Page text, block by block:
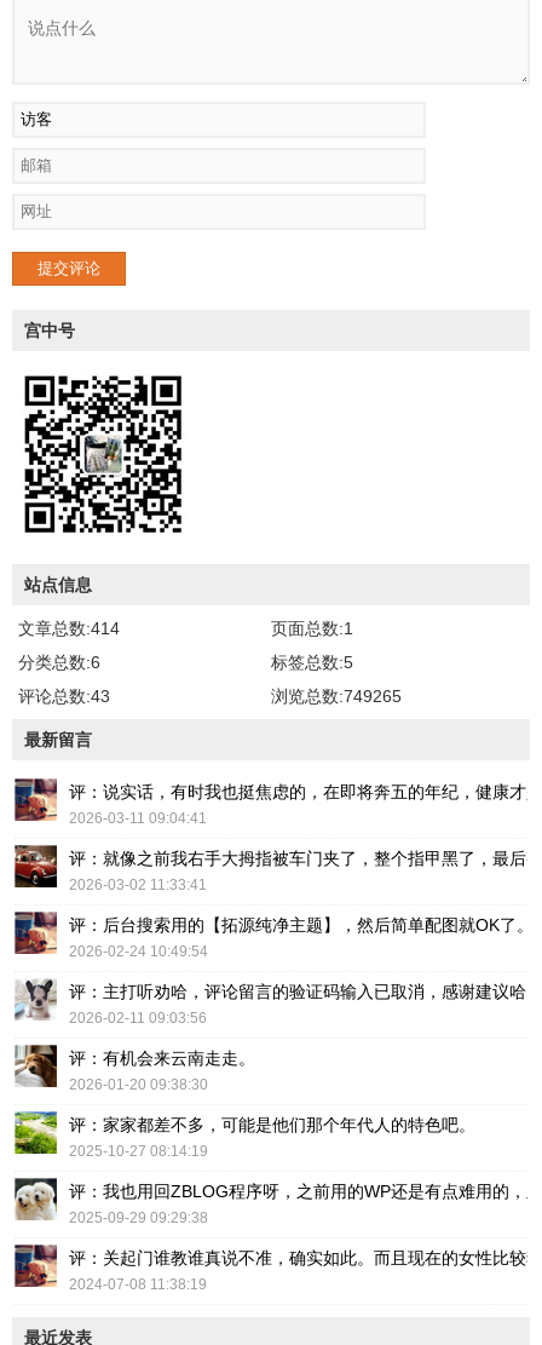
提交评论
宫中号
站点信息
文章总数:414
页面总数:1
分类总数:6
标签总数:5
评论总数:43
浏览总数:749265
最新留言
评：说实话，有时我也挺焦虑的，在即将奔五的年纪，健康才
2026-03-11 09:04:41
评：就像之前我右手大拇指被车门夹了，整个指甲黑了，最后
2026-03-02 11:33:41
评：后台搜索用的【拓源纯净主题】，然后简单配图就OK了。
2026-02-24 10:49:54
评：主打听劝哈，评论留言的验证码输入已取消，感谢建议哈！
2026-02-11 09:03:56
评：有机会来云南走走。
2026-01-20 09:38:30
评：家家都差不多，可能是他们那个年代人的特色吧。
2025-10-27 08:14:19
评：我也用回ZBLOG程序呀，之前用的WP还是有点难用的，
2025-09-29 09:29:38
评：关起门谁教谁真说不准，确实如此。而且现在的女性比较
2024-07-08 11:38:19
最近发表